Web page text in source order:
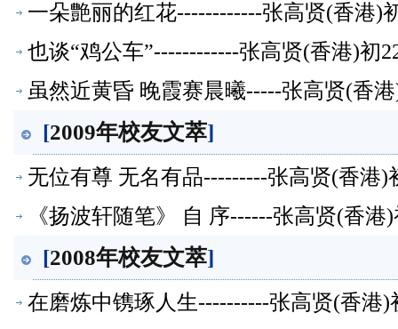
一朵艶丽的红花------------张高贤(香港)
也谈“鸡公车”------------张高贤(香港)初
虽然近黄昏 晚霞赛晨曦-----张高贤(香
[2009年校友文萃]
无位有尊 无名有品---------张高贤(香港)
《扬波轩随笔》 自 序------张高贤(香港
[2008年校友文萃]
在磨炼中镌琢人生----------张高贤(香港)